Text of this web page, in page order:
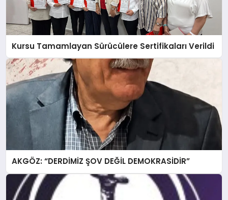
Kursu Tamamlayan Sürücülere Sertifikaları Verildi
AKGÖZ: “DERDİMİZ ŞOV DEĞİL DEMOKRASİDİR”